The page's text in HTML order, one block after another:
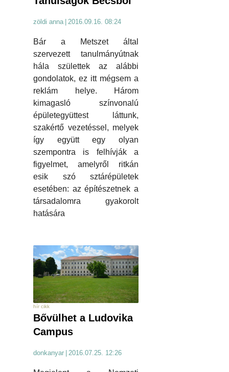
zöldi anna 2016.09.16. 08:24
Bár a Metszet által
szervezett tanulmányútnak
hála születtek az alábbi
gondolatok, ez itt mégsem a
reklám helye. Három
kimagasló színvonalú
épületegyüttest láttunk,
szakértő vezetéssel, melyek
így együtt egy olyan
szempontra is felhívják a
figyelmet, amelyről ritkán
esik szó sztárépületek
esetében: az építészetnek a
társadalomra gyakorolt
hatására
hír cikk
Bővülhet a Ludovika
Campus
donkanyar 2016.07.25. 12:26